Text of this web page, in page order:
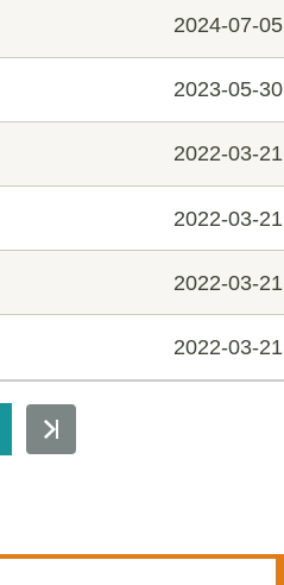
2024-07-05
2023-05-30
2022-03-21
2022-03-21
2022-03-21
2022-03-21